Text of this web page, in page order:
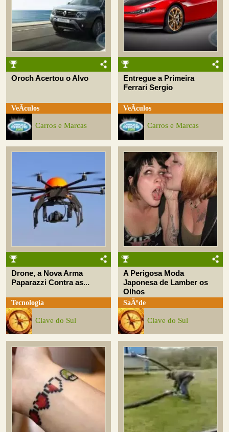
Oroch Acertou o Alvo
VeÃ­culos
Carros e Marcas
Entregue a Primeira
Ferrari Sergio
VeÃ­culos
Carros e Marcas
Drone, a Nova Arma
Paparazzi Contra as...
Tecnologia
Clave do Sul
A Perigosa Moda
Japonesa de Lamber os
Olhos
SaÃºde
Clave do Sul